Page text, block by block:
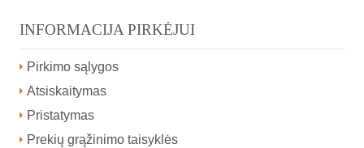
INFORMACIJA PIRKĖJUI
Pirkimo sąlygos
Atsiskaitymas
Pristatymas
Prekių grąžinimo taisyklės